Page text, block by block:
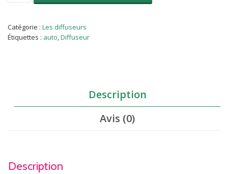
Diffuseur
clip
Arbre
Catégorie : Les diffuseurs
Étiquettes : auto,Diffuseur
Description
Avis (0)
Description